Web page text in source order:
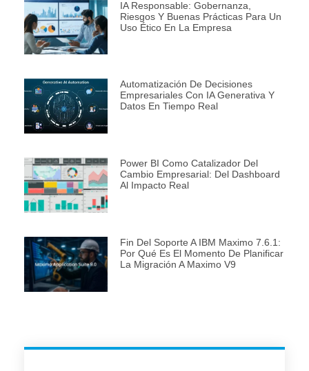
IA Responsable: Gobernanza,
Riesgos Y Buenas Prácticas Para Un
Uso Ético En La Empresa
Automatización De Decisiones
Empresariales Con IA Generativa Y
Datos En Tiempo Real
Power BI Como Catalizador Del
Cambio Empresarial: Del Dashboard
Al Impacto Real
Fin Del Soporte A IBM Maximo 7.6.1:
Por Qué Es El Momento De Planificar
La Migración A Maximo V9